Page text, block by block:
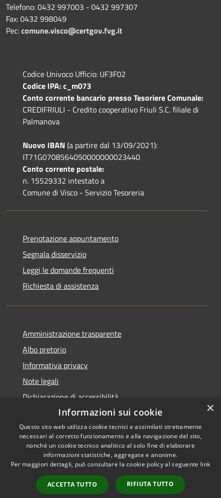
Telefono: 0432 997003 - 0432 997307
Fax: 0432 998049
Pec:comune.visco@certgov.fvg.it
Codice Univoco Ufficio: UF3F02
Codice IPA: c_m073
Conto corrente bancario presso Tesoriere Comunale:
CREDIFRIULI - Credito cooperativo Friuli S.C. filiale di
Palmanova
Nuovo IBAN (a partire dal 13/09/2021):
IT71G0708564050000000023440
Conto corrente postale:
n. 15529332 intestato a
Comune di Visco - Servizio Tesoreria
Prenotazione appuntamento
Segnala disservizio
Leggi le domande frequenti
Richiesta di assistenza
Amministrazione trasparente
Albo pretorio
Informativa privacy
Note legali
Dichiarazione di accessibilità
Accessibilità
Privacy
Mappa del sito
Copyright © 2026 • Comune di
Visco • Powered by
Municipium
Accesso
redazione
×
Informazioni sui cookie
Questo sito web utilizza cookie tecnici e assimilati strettamente
necessari al corretto funzionamento e alla navigazione del sito,
nonché un cookie tecnico analitico al solo fine di elaborare
informazioni statistiche, aggregate e anonime.
Per maggiori dettagli, può consultare la cookie policy al seguente link
ACCETTA TUTTO RIFIUTA TUTTO